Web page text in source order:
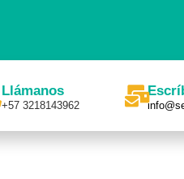
Llámanos
+57 3218143962